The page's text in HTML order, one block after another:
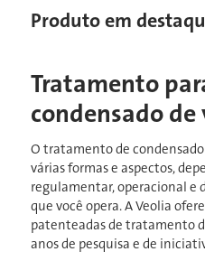
Produto em
Tratamento
condensado de
O tratamento de
várias formas e aspectos,
regulamentar, operacional e
que você opera. A Veolia
patenteadas de tratamento
anos de pesquisa e de